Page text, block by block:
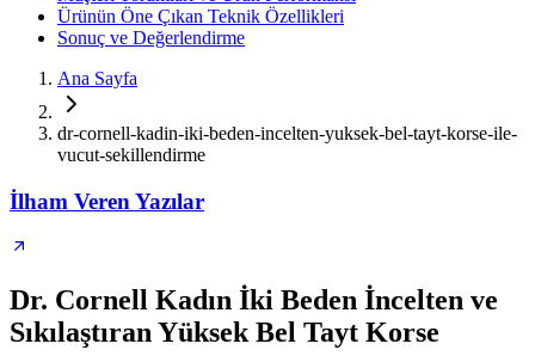
Ürünün Öne Çıkan Teknik Özellikleri
Sonuç ve Değerlendirme
Ana Sayfa
dr-cornell-kadin-iki-beden-incelten-yuksek-bel-tayt-korse-ile-
vucut-sekillendirme
İlham Veren Yazılar
Dr. Cornell Kadın İki Beden İncelten ve
Sıkılaştıran Yüksek Bel Tayt Korse